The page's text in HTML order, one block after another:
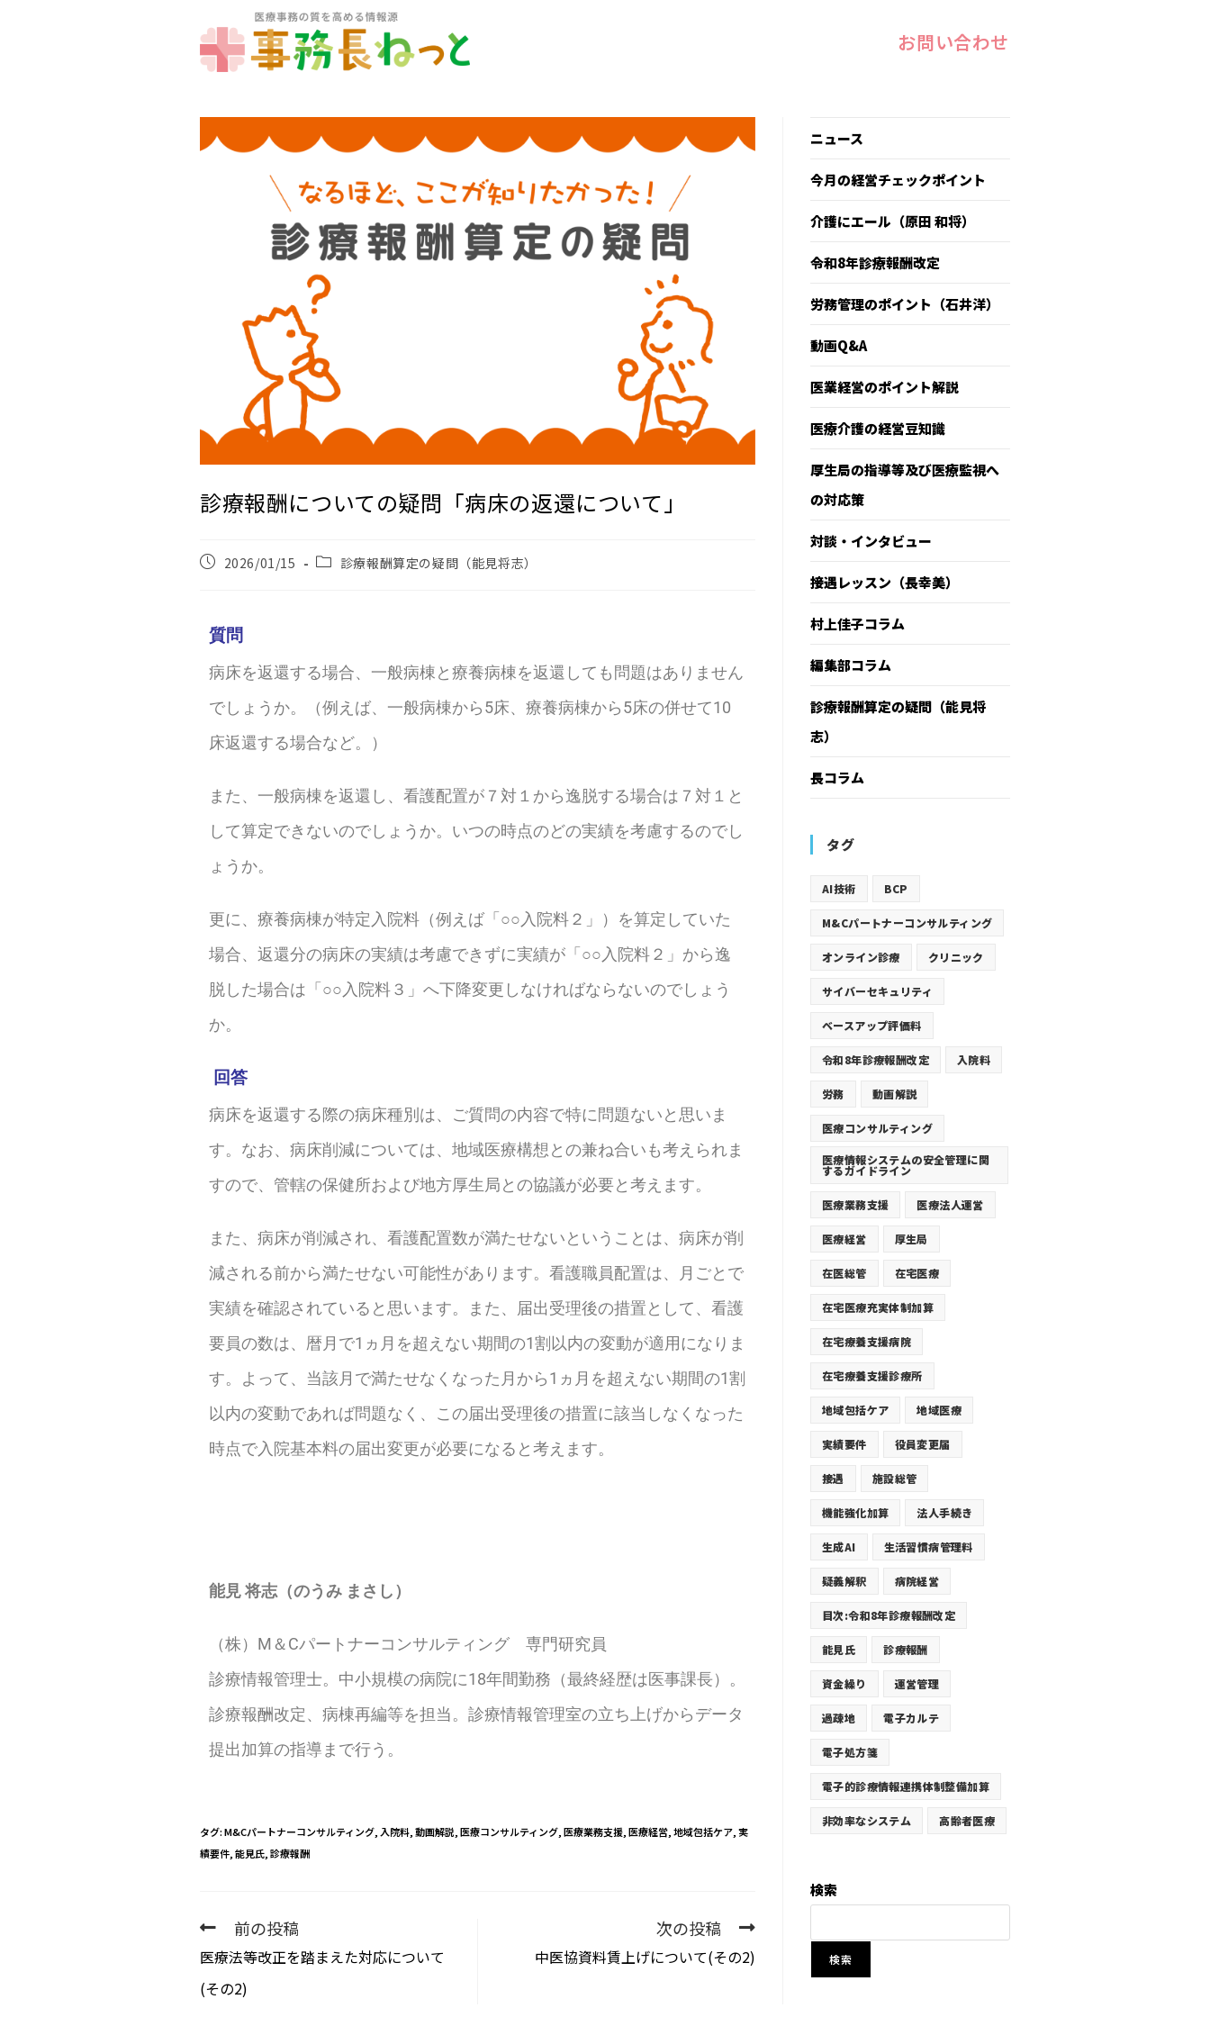
お問い合わせ
診療報酬についての疑問「病床の返還について」
2026/01/15 診療報酬算定の疑問（能見将志）
質問
病床を返還する場合、一般病棟と療養病棟を返還しても問題はありません
でしょうか。（例えば、一般病棟から5床、療養病棟から5床の併せて10
床返還する場合など。）
また、一般病棟を返還し、看護配置が７対１から逸脱する場合は７対１と
して算定できないのでしょうか。いつの時点のどの実績を考慮するのでし
ょうか。
更に、療養病棟が特定入院料（例えば「○○入院料２」）を算定していた
場合、返還分の病床の実績は考慮できずに実績が「○○入院料２」から逸
脱した場合は「○○入院料３」へ下降変更しなければならないのでしょう
か。
回答
病床を返還する際の病床種別は、ご質問の内容で特に問題ないと思いま
す。なお、病床削減については、地域医療構想との兼ね合いも考えられま
すので、管轄の保健所および地方厚生局との協議が必要と考えます。
また、病床が削減され、看護配置数が満たせないということは、病床が削
減される前から満たせない可能性があります。看護職員配置は、月ごとで
実績を確認されていると思います。また、届出受理後の措置として、看護
要員の数は、暦月で1ヵ月を超えない期間の1割以内の変動が適用になりま
す。よって、当該月で満たせなくなった月から1ヵ月を超えない期間の1割
以内の変動であれば問題なく、この届出受理後の措置に該当しなくなった
時点で入院基本料の届出変更が必要になると考えます。
能見 将志（のうみ まさし）
（株）M＆Cパートナーコンサルティング 専門研究員
診療情報管理士。中小規模の病院に18年間勤務（最終経歴は医事課長）。
診療報酬改定、病棟再編等を担当。診療情報管理室の立ち上げからデータ
提出加算の指導まで行う。
タグ:M&Cパートナーコンサルティング 入院料 動画解説 医療コンサルティング 医療業務支援 医療経営 地域包括ケア 実
績要件 能見氏 診療報酬
前の投稿
医療法等改正を踏まえた対応について
(その2)
次の投稿
中医協資料賃上げについて(その2)
ニュース
今月の経営チェックポイント
介護にエール（原田 和将）
令和8年診療報酬改定
労務管理のポイント（石井洋）
動画Q&A
医業経営のポイント解説
医療介護の経営豆知識
厚生局の指導等及び医療監視へ
の対応策
対談・インタビュー
接遇レッスン（長幸美）
村上佳子コラム
編集部コラム
診療報酬算定の疑問（能見将
志）
長コラム
タグ
AI技術 BCP
M&Cパートナーコンサルティング
オンライン診療 クリニック
サイバーセキュリティ
ベースアップ評価料
令和8年診療報酬改定 入院料
労務 動画解説
医療コンサルティング
医療情報システムの安全管理に関
するガイドライン
医療業務支援 医療法人運営
医療経営 厚生局
在医総管 在宅医療
在宅医療充実体制加算
在宅療養支援病院
在宅療養支援診療所
地域包括ケア 地域医療
実績要件 役員変更届
接遇 施設総管
機能強化加算 法人手続き
生成AI 生活習慣病管理料
疑義解釈 病院経営
目次:令和8年診療報酬改定
能見氏 診療報酬
資金繰り 運営管理
過疎地 電子カルテ
電子処方箋
電子的診療情報連携体制整備加算
非効率なシステム 高齢者医療
検索
検索